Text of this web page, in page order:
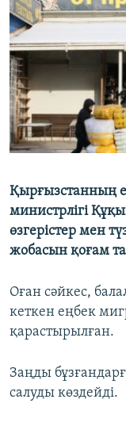
Қырғызстанның
министрлігі
өзгерістер мен
жобасын қоғам
Оған сәйкес,
кеткен еңбек
қарастырылған.
Заңды
салуды көздейді.